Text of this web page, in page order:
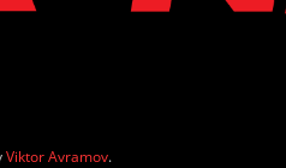
Viktor Avramov.